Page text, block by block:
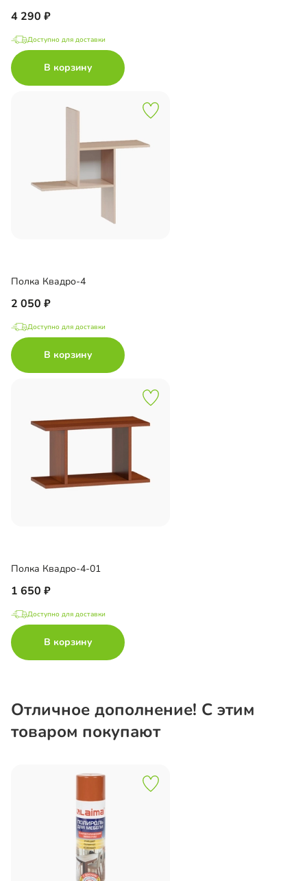
4 290
Доступно для доставки
В корзину
Полка Квадро-4
2 050
Доступно для доставки
В корзину
Полка Квадро-4-01
1 650
Доступно для доставки
В корзину
Отличное дополнение! С этим
товаром покупают